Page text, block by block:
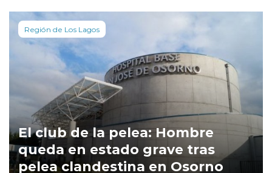
Región de Los Lagos
El club de la pelea: Hombre
queda en estado grave tras
pelea clandestina en Osorno